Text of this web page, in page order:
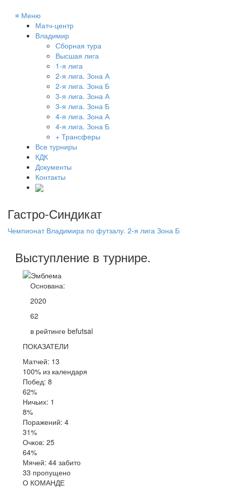
≡ Меню
Матч-центр
Владимир
Сборная тура
Высшая лига
1-я лига
2-я лига. Зона А
2-я лига. Зона Б
3-я лига. Зона А
3-я лига. Зона Б
4-я лига. Зона А
4-я лига. Зона Б
+ Трансферы
Все турниры
КДК
Документы
Контакты
Гастро-Синдикат
Чемпионат Владимира по футзалу. 2-я лига Зона Б
Выступление в турнире.
Основана:
2020
62
в рейтинге befutsal
ПОКАЗАТЕЛИ
Матчей: 13
100% из календаря
Побед: 8
62%
Ничьих: 1
8%
Поражений: 4
31%
Очков: 25
64%
Мячей: 44 забито
33 пропущено
О КОМАНДЕ